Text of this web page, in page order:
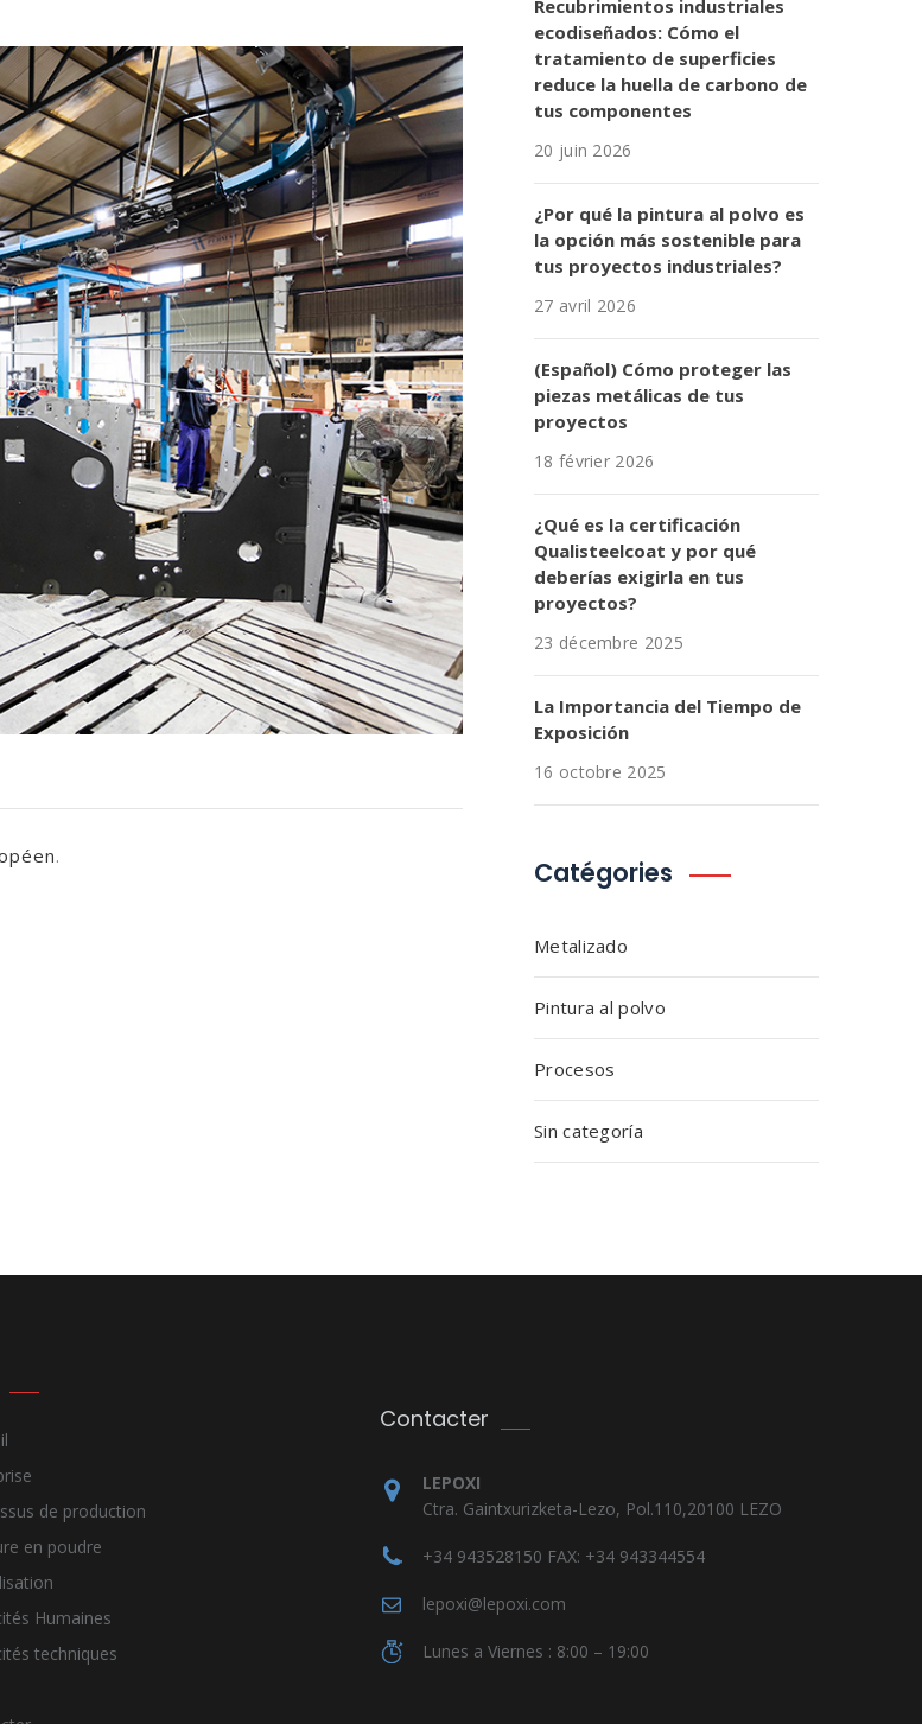
.
Recubrimientos industriales
ecodiseñados: Cómo el
tratamiento de superficies
reduce la huella de carbono de
tus componentes
20 juin 2026
¿Por qué la pintura al polvo es
la opción más sostenible para
tus proyectos industriales?
27 avril 2026
(Español) Cómo proteger las
piezas metálicas de tus
proyectos
18 février 2026
¿Qué es la certificación
Qualisteelcoat y por qué
deberías exigirla en tus
proyectos?
23 décembre 2025
La Importancia del Tiempo de
Exposición
16 octobre 2025
Catégories
Metalizado
Pintura al polvo
Procesos
Sin categoría
de production
en poudre
Humaines
techniques
Contacter
LEPOXI
Ctra. Gaintxurizketa-Lezo, Pol.110,20100 LEZO
+34 943528150 FAX: +34 943344554
lepoxi@lepoxi.com
Lunes a Viernes : 8:00 – 19:00